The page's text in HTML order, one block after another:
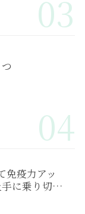
03
04
免疫力アッ
に乗り切…